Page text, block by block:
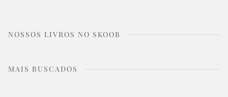
NOSSOS LIVROS NO SKOOB
MAIS BUSCADOS